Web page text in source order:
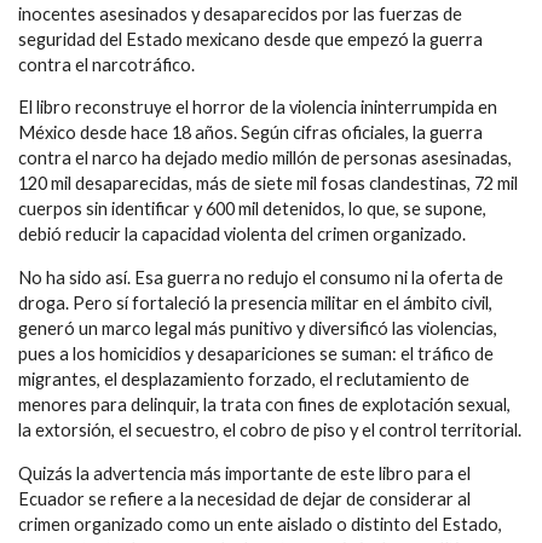
inocentes asesinados y desaparecidos por las fuerzas de
seguridad del Estado mexicano desde que empezó la guerra
contra el narcotráfico.
El libro reconstruye el horror de la violencia ininterrumpida en
México desde hace 18 años. Según cifras oficiales, la guerra
contra el narco ha dejado medio millón de personas asesinadas,
120 mil desaparecidas, más de siete mil fosas clandestinas, 72 mil
cuerpos sin identificar y 600 mil detenidos, lo que, se supone,
debió reducir la capacidad violenta del crimen organizado.
No ha sido así. Esa guerra no redujo el consumo ni la oferta de
droga. Pero sí fortaleció la presencia militar en el ámbito civil,
generó un marco legal más punitivo y diversificó las violencias,
pues a los homicidios y desapariciones se suman: el tráfico de
migrantes, el desplazamiento forzado, el reclutamiento de
menores para delinquir, la trata con fines de explotación sexual,
la extorsión, el secuestro, el cobro de piso y el control territorial.
Quizás la advertencia más importante de este libro para el
Ecuador se refiere a la necesidad de dejar de considerar al
crimen organizado como un ente aislado o distinto del Estado,